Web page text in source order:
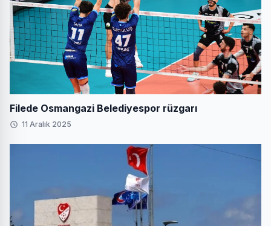
Filede Osmangazi Belediyespor rüzgarı
11 Aralık 2025